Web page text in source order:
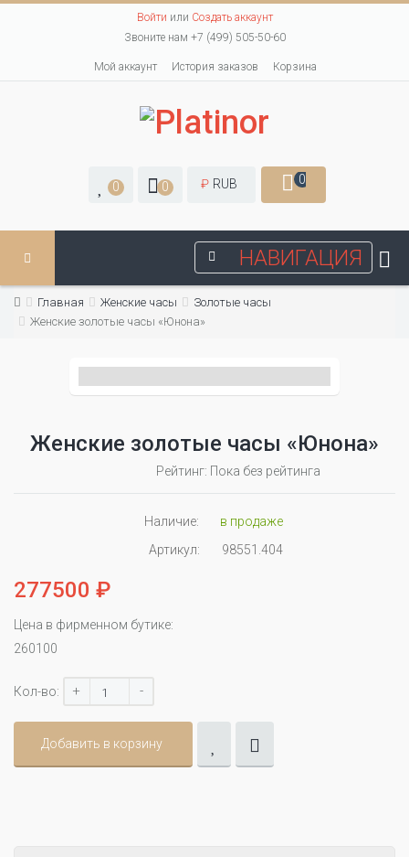
Войти или Создать аккаунт
Звоните нам +7 (499) 505-50-60
Мой аккаунт История заказов Корзина
0 0 ₽ RUB 0
НАВИГАЦИЯ
Главная Женские часы
Золотые часы
Женские золотые часы «Юнона»
Женские золотые часы «Юнона»
Рейтинг: Пока без рейтинга
Наличие:
в продаже
Артикул:
98551.404
277500 ₽
Цена в фирменном бутике:
260100
Кол-во: + -
Добавить в корзину